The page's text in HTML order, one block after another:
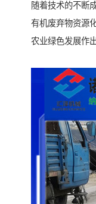
随着技术的不断
有机废弃物资源
农业绿色发展作